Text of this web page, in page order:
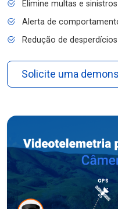
Elimine multas e
Alerta de
Redução de
Solicite uma